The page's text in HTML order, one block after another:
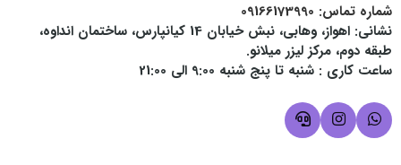
شماره تماس‌: 09166173990
نشانی: اهواز، وهابی، نبش خیابان 14 کیانپارس، ساختمان انداوه،
طبقه دوم، مرکز لیزر میلانو.
ساعت کاری : شنبه تا پنج شنبه 9:00 الی 21:00